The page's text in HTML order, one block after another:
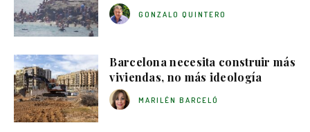
GONZALO QUINTERO
Barcelona necesita construir más
viviendas, no más ideología
MARILÉN BARCELÓ